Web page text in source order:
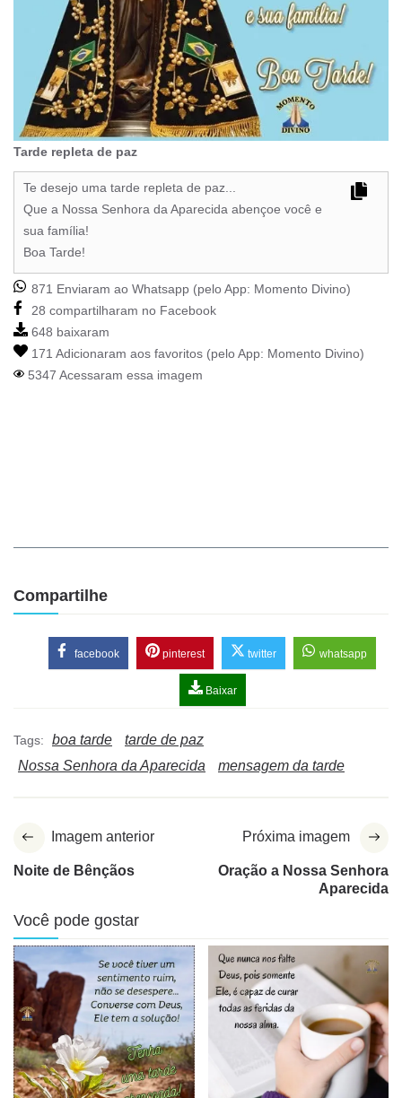
Tarde repleta de paz
Te desejo uma tarde repleta de paz...
Que a Nossa Senhora da Aparecida abençoe você e
sua família!
Boa Tarde!
871 Enviaram ao Whatsapp (pelo App: Momento Divino)
28 compartilharam no Facebook
648 baixaram
171 Adicionaram aos favoritos (pelo App: Momento Divino)
5347 Acessaram essa imagem
Compartilhe
facebook pinterest twitter whatsapp
Baixar
Tags: boa tarde
tarde de paz
Nossa Senhora da Aparecida
mensagem da tarde
Imagem anterior
Noite de Bênçãos
Próxima imagem
Oração a Nossa Senhora
Aparecida
Você pode gostar